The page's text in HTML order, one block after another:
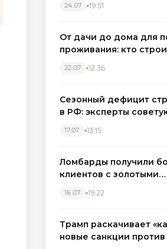
налоговых льгот для
24.07 19:51
От дачи до дома для
проживания: кто
Западном регионе
22.07 12:36
Сезонный дефицит
в РФ: эксперты
17.07 13:15
Ломбарды получили
клиентов с золотыми
вырос на фоне
16.07 19:22
Трамп раскачивает
новые санкции против